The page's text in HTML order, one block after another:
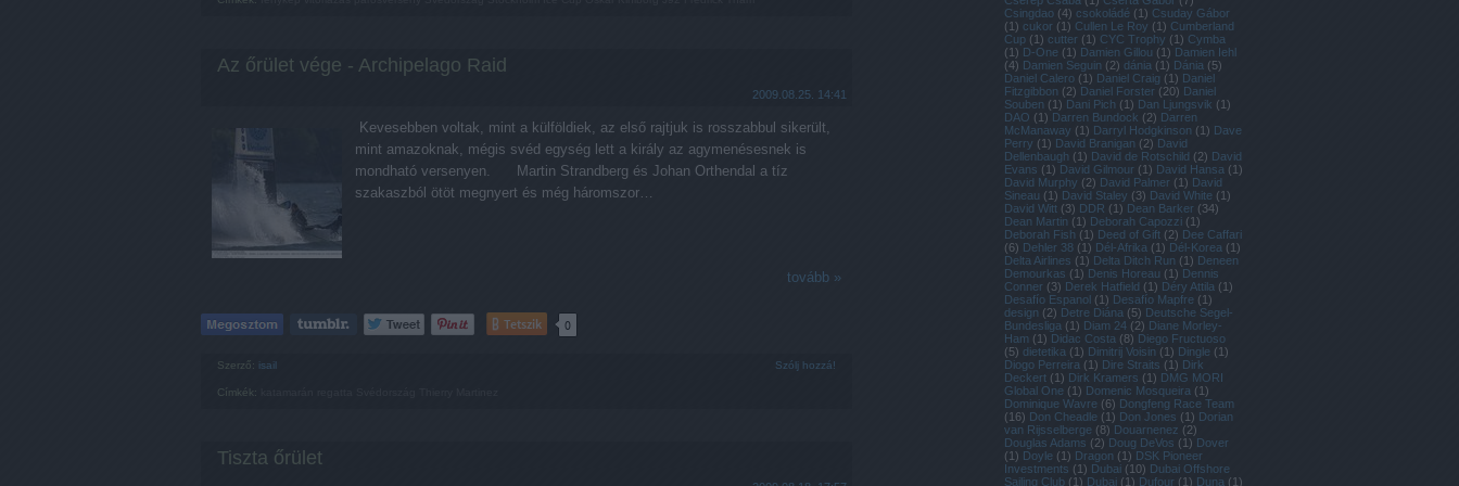
Csingdao (4) csokoládé (1) Csuday Gábor
(1) cukor (1) Cullen Le Roy (1) Cumberland
Cup (1) cutter (1) CYC Trophy (1) Cymba
(1) D-One (1) Damien Gillou (1) Damien Iehl
(4) Damien Seguin (2) dánia (1) Dánia (5)
Daniel Calero (1) Daniel Craig (1) Daniel
Fitzgibbon (2) Daniel Forster (20) Daniel
Souben (1) Dani Pich (1) Dan Ljungsvik (1)
DAO (1) Darren Bundock (2) Darren
McManaway (1) Darryl Hodgkinson (1) Dave
Perry (1) David Branigan (2) David
Dellenbaugh (1) David de Rotschild (2) David
Evans (1) David Gilmour (1) David Hansa (1)
David Murphy (2) David Palmer (1) David
Sineau (1) David Staley (3) David White (1)
David Witt (3) DDR (1) Dean Barker (34)
Dean Martin (1) Deborah Capozzi (1)
Deborah Fish (1) Deed of Gift (2) Dee Caffari
(6) Dehler 38 (1) Dél-Afrika (1) Dél-Korea (1)
Delta Airlines (1) Delta Ditch Run (1) Deneen
Demourkas (1) Denis Horeau (1) Dennis
Conner (3) Derek Hatfield (1) Déry Attila (1)
Desafío Espanol (1) Desafío Mapfre (1)
design (2) Detre Diána (5) Deutsche Segel-
Bundesliga (1) Diam 24 (2) Diane Morley-
Ham (1) Didac Costa ( 8) Diego Fructuoso
(5) dietetika (1) Dimitrij Voisin (1) Dingle (1)
Diogo Perreira (1) Dire Straits (1) Dirk
Deckert (1) Dirk Kramers (1) DMG MORI
Global One (1) Domenic Mosqueira (1)
Dominique Wavre (6) Dongfeng Race Team
(16) Don Cheadle (1) Don Jones (1) Dorian
van Rijsselberge ( 8) Douarnenez (2)
Douglas Adams (2) Doug DeVos (1) Dover
(1) Doyle (1) Dragon (1) DSK Pioneer
Investments (1) Dubai (10) Dubai Offshore
Sailing Club (1) Dubaj (1) Dufour (1) Duna (1)
Az őrület vége - Archipelago Raid
2009.08.25. 14:41
Kevesebben voltak, mint a külföldiek, az első rajtjuk is rosszabbul sikerült,
mint amazoknak, mégis svéd egység lett a király az agymenésesnek is
mondható versenyen. Martin Strandberg és Johan Orthendal a tíz
szakaszból ötöt megnyert és még háromszor…
tovább »
Tetszik 0
Szerző: isail Szólj hozzá!
Címkék:
Tiszta őrület